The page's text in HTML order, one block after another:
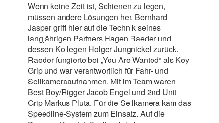
Wenn keine Zeit ist, Schienen zu legen,
müssen andere Lösungen her. Bernhard
Jasper griff hier auf die Technik seines
langjährigen Partners Hagen Raeder und
dessen Kollegen Holger Jungnickel zurück.
Raeder fungierte bei „You Are Wanted“ als Key
Grip und war verantwortlich für Fahr- und
Seilkameraaufnahmen. Mit im Team waren
Best Boy/Rigger Jacob Engel und 2nd Unit
Grip Markus Pluta. Für die Seilkamera kam das
Speedline-System zum Einsatz. Auf die